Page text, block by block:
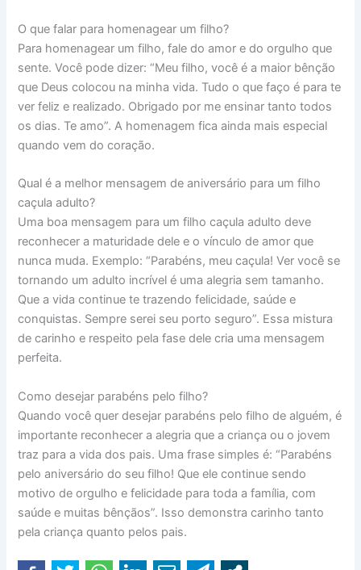
O que falar para homenagear um filho?
Para homenagear um filho, fale do amor e do orgulho que
sente. Você pode dizer: “Meu filho, você é a maior bênção
que Deus colocou na minha vida. Tudo o que faço é para te
ver feliz e realizado. Obrigado por me ensinar tanto todos
os dias. Te amo”. A homenagem fica ainda mais especial
quando vem do coração.
Qual é a melhor mensagem de aniversário para um filho
caçula adulto?
Uma boa mensagem para um filho caçula adulto deve
reconhecer a maturidade dele e o vínculo de amor que
nunca muda. Exemplo: “Parabéns, meu caçula! Ver você se
tornando um adulto incrível é uma alegria sem tamanho.
Que a vida continue te trazendo felicidade, saúde e
conquistas. Sempre serei seu porto seguro”. Essa mistura
de carinho e respeito pela fase dele cria uma mensagem
perfeita.
Como desejar parabéns pelo filho?
Quando você quer desejar parabéns pelo filho de alguém, é
importante reconhecer a alegria que a criança ou o jovem
traz para a vida dos pais. Uma frase simples é: “Parabéns
pelo aniversário do seu filho! Que ele continue sendo
motivo de orgulho e felicidade para toda a família, com
saúde e muitas bênçãos”. Isso demonstra carinho tanto
pela criança quanto pelos pais.